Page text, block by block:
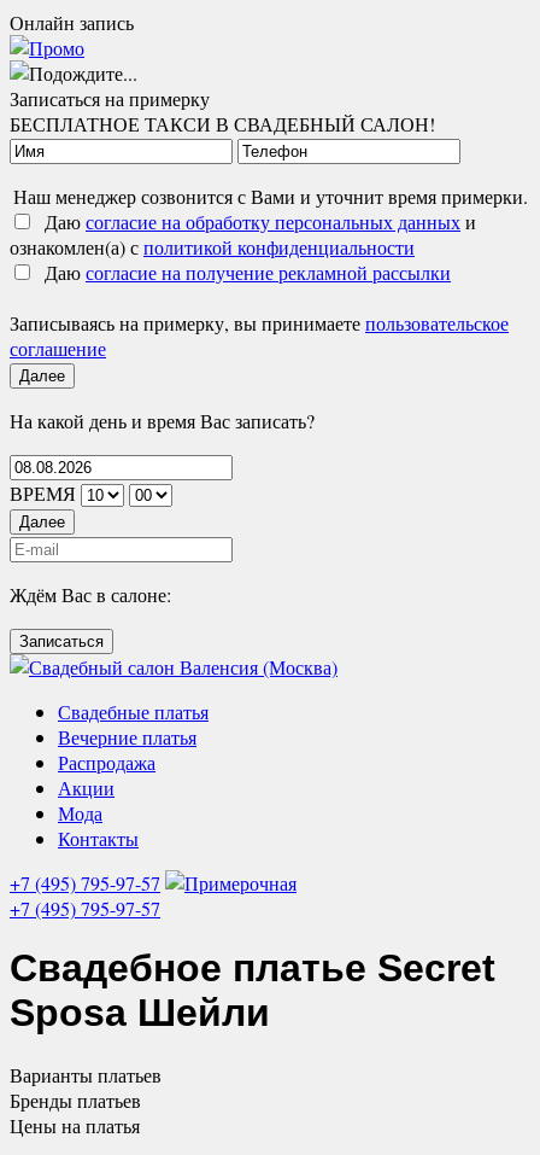
Онлайн запись
Записаться на примерку
БЕСПЛАТНОЕ ТАКСИ В СВАДЕБНЫЙ САЛОН!
Наш менеджер созвонится с Вами и уточнит время примерки.
Даюсогласие на обработку персональных данныхи
ознакомлен(а) сполитикой конфиденциальности
Даюсогласие на получение рекламной рассылки
Записываясь на примерку, вы принимаетепользовательское
соглашение
Далее
На какой день и время Вас записать?
ВРЕМЯ
Далее
Ждём Вас в салоне:
Записаться
Свадебные платья
Вечерние платья
Распродажа
Акции
Мода
Контакты
+7 (495) 795-97-57
+7 (495) 795-97-57
Свадебное платье Secret
Sposa Шейли
Вариантыплатьев
Брендыплатьев
Ценына платья